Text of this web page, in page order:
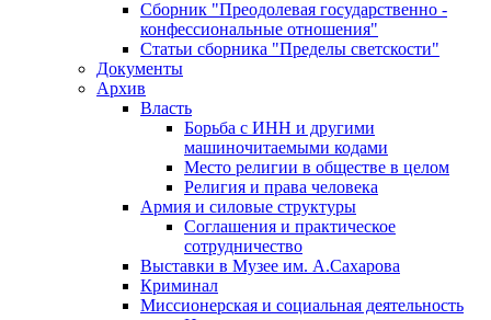
Сборник "Преодолевая государственно -
конфессиональные отношения"
Статьи сборника "Пределы светскости"
Документы
Архив
Власть
Борьба с ИНН и другими
машиночитаемыми кодами
Место религии в обществе в целом
Религия и права человека
Армия и силовые структуры
Соглашения и практическое
сотрудничество
Выставки в Музее им. А.Сахарова
Криминал
Миссионерская и социальная деятельность